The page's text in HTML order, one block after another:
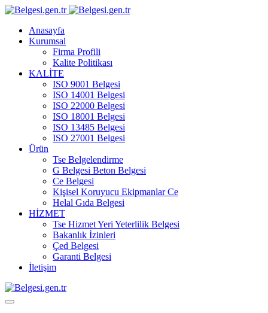
Anasayfa
Kurumsal
Firma Profili
Kalite Politikası
KALİTE
ISO 9001 Belgesi
ISO 14001 Belgesi
ISO 22000 Belgesi
ISO 18001 Belgesi
ISO 13485 Belgesi
ISO 27001 Belgesi
Ürün
Tse Belgelendirme
G Belgesi Beton Belgesi
Ce Belgesi
Kişisel Koruyucu Ekipmanlar Ce
Helal Gıda Belgesi
HİZMET
Tse Hizmet Yeri Yeterlilik Belgesi
Bakanlık İzinleri
Çed Belgesi
Garanti Belgesi
İletişim